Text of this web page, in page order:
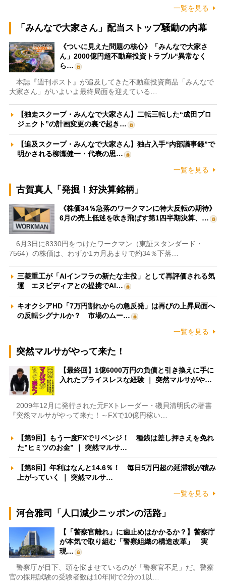
一覧を見る
「みんなで大家さん」配当ストップ騒動の内幕
《ついに見えた問題の核心》「みんなで大家さ
ん」2000億円超不動産投資トラブル“異常なく
ら…
本誌『週刊ポスト』が追及してきた不動産投資商品「みんなで
大家さん」がいよいよ最終局面を迎えている…
【独走スクープ・みんなで大家さん】二転三転した“成田プロ
ジェクト”の計画変更の裏で起き…
【追及スクープ・みんなで大家さん】独占入手“内部議事録”で
明かされる柳瀬健一・代表の思…
一覧を見る
古賀真人「発掘！好決算銘柄」
《株価34％急落のワークマンに特大反転の期待》
6月の売上低迷を吹き飛ばす第1四半期決算、…
6月3日に8330円をつけたワークマン（東証スタンダード・
7564）の株価は、わずか1カ月あまりで約34％下落…
三菱重工が「AIインフラの新たな主役」として再評価される気
運 エヌビディアとの提携でAI…
キオクシアHD「7万円割れからの急反発」は再びの上昇局面へ
の反転シグナルか？ 市場のムー…
一覧を見る
突然マルサがやって来た！
【最終回】1億6000万円の負債と引き換えに手に
入れたプライスレスな経験 ｜ 突然マルサがや…
2009年12月に発行された元FXトレーダー・磯貝清明氏の著書
『突然マルサがやって来た！～FXで10億円稼い…
【第9回】もう一度FXでリベンジ！ 種銭は差し押さえを免れ
た”ヒミツのお金” ｜ 突然マルサ…
【第8回】年利はなんと14.6％！ 毎日5万円超の延滞税が積み
上がっていく ｜ 突然マルサ…
一覧を見る
河合雅司「人口減少ニッポンの活路」
【「警察官離れ」に歯止めはかかるか？】警察庁
が本気で取り組む「警察組織の構造改革」 実
現…
警察庁が目下、頭を悩ませているのが「警察官不足」だ。警察
官の採用試験の受験者数は10年間で2分の1以…